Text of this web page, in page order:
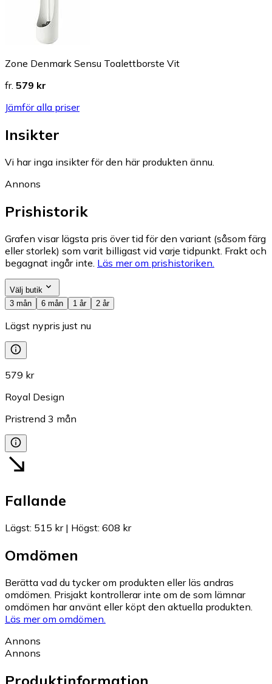
Zone Denmark Sensu Toalettborste Vit
fr. 579 kr
Jämför alla priser
Insikter
Vi har inga insikter för den här produkten ännu.
Annons
Prishistorik
Grafen visar lägsta pris över tid för den variant (såsom färg
eller storlek) som varit billigast vid varje tidpunkt. Frakt och
begagnat ingår inte. Läs mer om prishistoriken.
Välj butik
3 mån
6 mån 1 år 2 år
Lägst nypris just nu
579 kr
Royal Design
Pristrend 3 mån
Fallande
Lägst: 515 kr| Högst: 608 kr
Omdömen
Berätta vad du tycker om produkten eller läs andras
omdömen. Prisjakt kontrollerar inte om de som lämnar
omdömen har använt eller köpt den aktuella produkten.
Läs mer om omdömen.
Annons
Annons
Produktinformation